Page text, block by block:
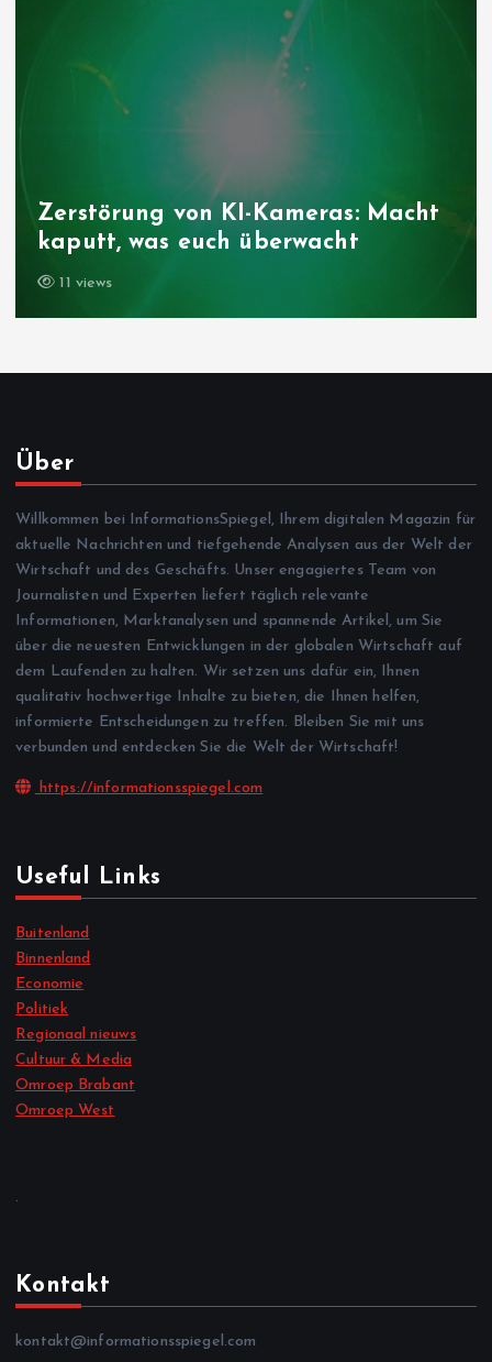
Zerstörung von KI-Kameras: Macht
kaputt, was euch überwacht
11 views
Über
Willkommen bei InformationsSpiegel, Ihrem digitalen Magazin für
aktuelle Nachrichten und tiefgehende Analysen aus der Welt der
Wirtschaft und des Geschäfts. Unser engagiertes Team von
Journalisten und Experten liefert täglich relevante
Informationen, Marktanalysen und spannende Artikel, um Sie
über die neuesten Entwicklungen in der globalen Wirtschaft auf
dem Laufenden zu halten. Wir setzen uns dafür ein, Ihnen
qualitativ hochwertige Inhalte zu bieten, die Ihnen helfen,
informierte Entscheidungen zu treffen. Bleiben Sie mit uns
verbunden und entdecken Sie die Welt der Wirtschaft!
https://informationsspiegel.com
Useful Links
Buitenland
Binnenland
Economie
Politiek
Regionaal nieuws
Cultuur & Media
Omroep Brabant
Omroep West
.
Kontakt
kontakt@informationsspiegel.com